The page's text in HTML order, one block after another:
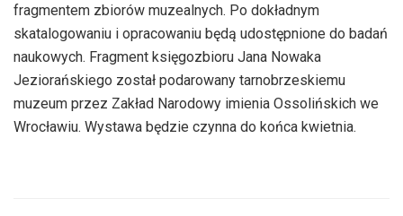
fragmentem zbiorów muzealnych. Po dokładnym
skatalogowaniu i opracowaniu będą udostępnione do badań
naukowych. Fragment księgozbioru Jana Nowaka 
Jeziorańskiego został podarowany tarnobrzeskiemu
muzeum przez Zakład Narodowy imienia Ossolińskich we
Wrocławiu. Wystawa będzie czynna do końca kwietnia.